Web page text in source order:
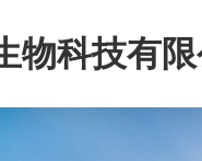
物科技有